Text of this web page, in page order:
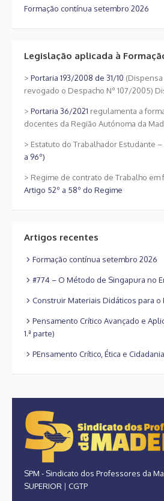
Formação contínua setembro 2026
Legislação aplicada à
> Portaria 193/2008 de 31/10 (Dispensa
revogado o Despacho Nº 107/2005)
> Portaria 36/2021 regulamenta a
docentes da Região Autónoma da
> Estatuto do Trabalhador Estudante –
a 96º)
> Regime de contrato de Trabalho em
Artigo 52º a 58º do Regime
Artigos recentes
Formação contínua setembro 2026
#774 – O Método de Singapura no
Construir Materiais Didáticos para o
Pensamento Crítico Avançado e
1.ª parte)
PEnsamento Crítico, Ética e Cidadania
SPM - Sindicato dos Professores da
SUPERIOR | CGTP